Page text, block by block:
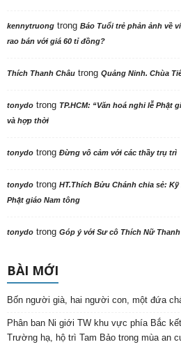
kennytruong trong Báo Tuổi trẻ phản ảnh về
rao bán với giá 60 tỉ đồng?
Thích Thanh Châu trong Quảng Ninh. Chùa
tonydo trong TP.HCM: “Văn hoá nghi lễ Phật
và hợp thời
tonydo trong Đừng vô cảm với các thầy trụ trì
tonydo trong HT.Thích Bửu Chánh chia sẻ:
Phật giáo Nam tông
tonydo trong Góp ý với Sư cô Thích Nữ Thanh
BÀI MỚI
Bốn người già, hai người con, một đứa
Phân ban Ni giới TW khu vực phía Bắc
Trường hạ, hộ trì Tam Bảo trong mùa an